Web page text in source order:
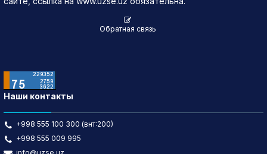
Обратная связь
Наши контакты
+998 555 100 300 (внт:200)
+998 555 009 995